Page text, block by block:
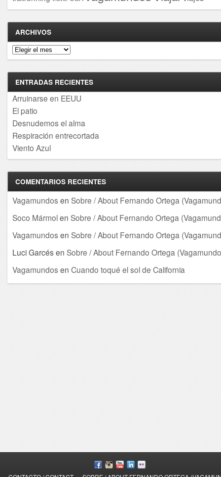
ARCHIVOS
Archivos
ENTRADAS RECIENTES
Arruinarse en EEUU
El patio
Desnudemos el alma
Respiración entrecortada
Viento Azul
COMENTARIOS RECIENTES
Vagamundos en Sobre / About Fernando Ortega
Soco Mármolen Sobre / About Fernando Ortega
Vagamundos en Sobre / About Fernando Ortega
Luci Garcés en Sobre / About Fernando Ortega
Vagamundos en Cuando toqué el sol de California